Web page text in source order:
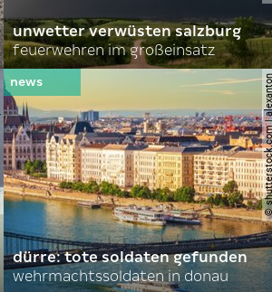
unwetter verwüsten salzburg
feuerwehren im großeinsatz
©
dürre: tote soldaten gefunden
wehrmachtssoldaten in donau